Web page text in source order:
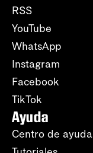
RSS
YouTube
WhatsApp
Instagram
Facebook
TikTok
Ayuda
Centro de ayuda